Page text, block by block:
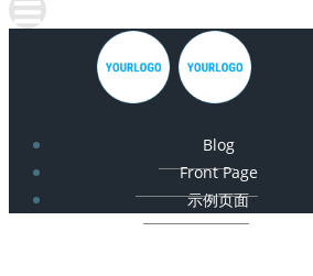
Blog
Front Page
示例页面